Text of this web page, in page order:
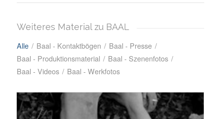
Weiteres Material zu BAAL
Alle / Baal - Kontaktbögen / Baal - Presse /
Baal - Produktionsmaterial / Baal - Szenenfotos /
Baal - Videos / Baal - Werkfotos